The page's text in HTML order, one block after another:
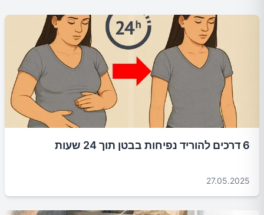
6 דרכים להוריד נפיחות בבטן תוך 24 שעות
27.05.2025